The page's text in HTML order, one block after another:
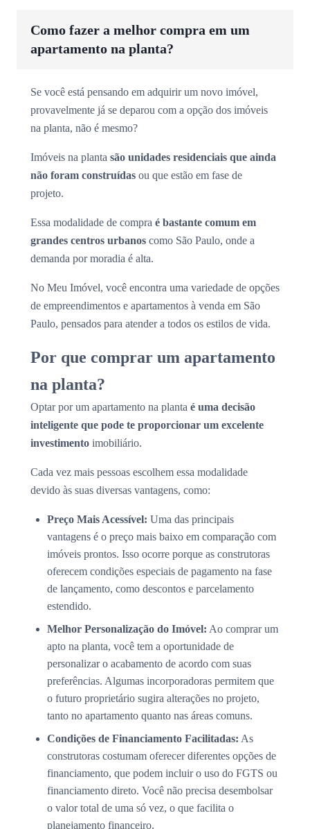
Como fazer a melhor compra em um
apartamento na planta?
Se você está pensando em adquirir um novo imóvel,
provavelmente já se deparou com a opção dos imóveis
na planta, não é mesmo?
Imóveis na planta são unidades residenciais que ainda
não foram construídas ou que estão em fase de
projeto.
Essa modalidade de compra é bastante comum em
grandes centros urbanos como São Paulo, onde a
demanda por moradia é alta.
No Meu Imóvel, você encontra uma variedade de opções
de empreendimentos e apartamentos à venda em São
Paulo, pensados para atender a todos os estilos de vida.
Por que comprar um apartamento
na planta?
Optar por um apartamento na planta é uma decisão
inteligente que pode te proporcionar um excelente
investimento imobiliário.
Cada vez mais pessoas escolhem essa modalidade
devido às suas diversas vantagens, como:
Preço Mais Acessível: Uma das principais
vantagens é o preço mais baixo em comparação com
imóveis prontos. Isso ocorre porque as construtoras
oferecem condições especiais de pagamento na fase
de lançamento, como descontos e parcelamento
estendido.
Melhor Personalização do Imóvel: Ao comprar um
apto na planta, você tem a oportunidade de
personalizar o acabamento de acordo com suas
preferências. Algumas incorporadoras permitem que
o futuro proprietário sugira alterações no projeto,
tanto no apartamento quanto nas áreas comuns.
Condições de Financiamento Facilitadas: As
construtoras costumam oferecer diferentes opções de
financiamento, que podem incluir o uso do FGTS ou
financiamento direto. Você não precisa desembolsar
o valor total de uma só vez, o que facilita o
planejamento financeiro.